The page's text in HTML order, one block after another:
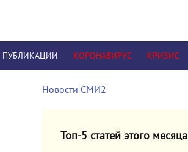
ПУБЛИКАЦИИ КОРОНАВИРУС КРИЗИС
Новости СМИ2
Топ-5 статей этого месяца